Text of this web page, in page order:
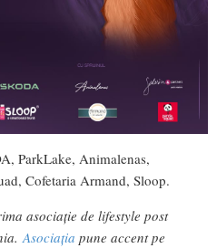
ParkLake, Animalenas,
Cofetaria Armand, Sloop.
asociație de lifestyle post
Asociația pune accent pe